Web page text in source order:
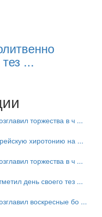
...
торжества в ч ...
хиротонию на ...
торжества в ч ...
день своего тез ...
воскресные бо ...